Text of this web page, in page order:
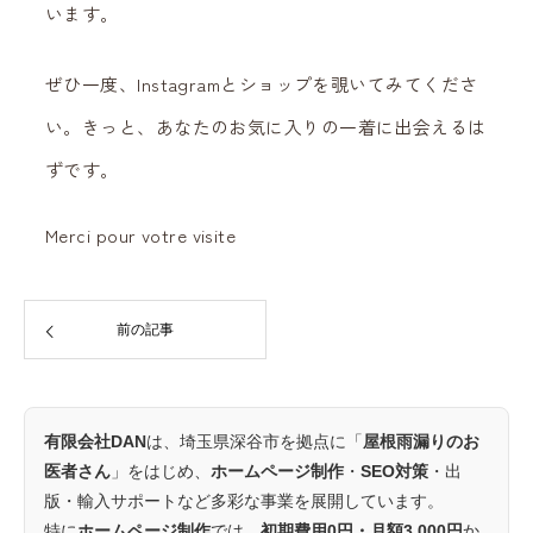
います。
ぜひ一度、Instagramとショップを覗いてみてくださ
い。きっと、あなたのお気に入りの一着に出会えるは
ずです。
Merci pour votre visite
前の記事
有限会社DANは、埼玉県深谷市を拠点に「屋根雨漏りのお
医者さん 」をはじめ、 ホームページ制作 ・ SEO対策 ・出
版・輸入サポートなど多彩な事業を展開しています。